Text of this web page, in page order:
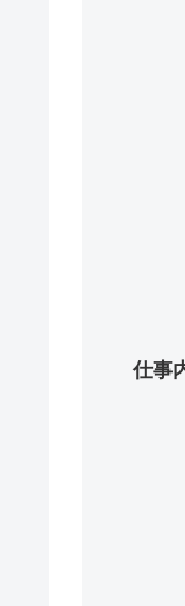
仕事